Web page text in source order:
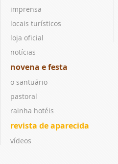
imprensa
locais turísticos
loja oficial
notícias
novena e festa
o santuário
pastoral
rainha hotéis
revista de aparecida
vídeos